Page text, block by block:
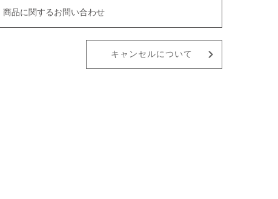
商品に関するお問い合わせ
キャンセルについて